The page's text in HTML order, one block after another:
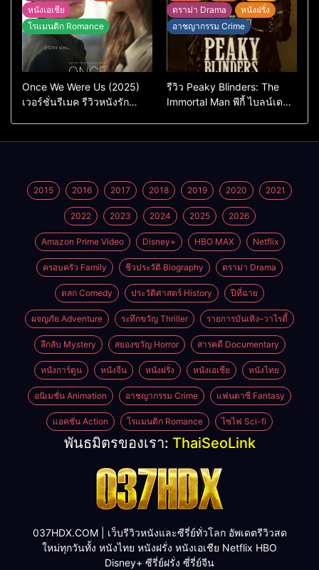
หนังเอเชีย
โรแมนติก Romance
Once We Were Us (2025)
เวอร์ชั่นรีเมค รีวิวหนังรัก
ดราม่า Drama
หนังฝรั่ง
อาชญากรรม Crime
รีวิว Peaky Blinders: The
Immortal Man พีกี้ ไบลน์เด
2015 2016 2017 2018 2019 2020 2021
2022 2023 2024 2025 2026
Amazon Prime Video Disney+ HBO MAX Netflix
ครอบครัว Family ชีวประวัติ Biography ดราม่า Drama
ตลก Comedy ประวัติศาสตร์ History ปีที่ฉาย
ผจญภัย Adventure ระทึกขวัญ Thriller รายการบันเทิง–วาไรตี้
ลึกลับ Mystery สยองขวัญ Horror สารคดี Documentary
หนังการ์ตูน หนังจีน หนังฝรั่ง หนังเอเชีย หนังไทย
อนิเมชั่น Animation อาชญากรรม Crime แฟนตาซี Fantasy
แอคชั่น Action โรแมนติก Romance ไซไฟ Sci-fi
พันธมิตรของเรา: ThaiSeoLink
037HDX.COM | เว็บรีวิวหนังและซีรี่ย์ทั่วโลก อัพเดตรีวิวสด
ใหม่ทุกวันทั้ง หนังไทย หนังฝรั่ง หนังเอเชีย Netflix HBO
Disney+ ซีรี่ย์ฝรั่ง ซี่รี่ย์จีน